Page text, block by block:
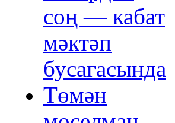
соң — кабат
мәктәп
бусагасында
Төмән